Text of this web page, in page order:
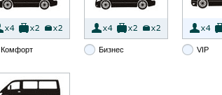
Комфорт Бизнес VIP